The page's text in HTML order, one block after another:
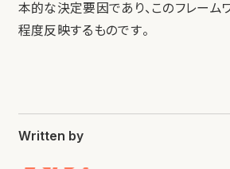
本的な決定要因であり、このフレーム
程度反映するものです。
Written by